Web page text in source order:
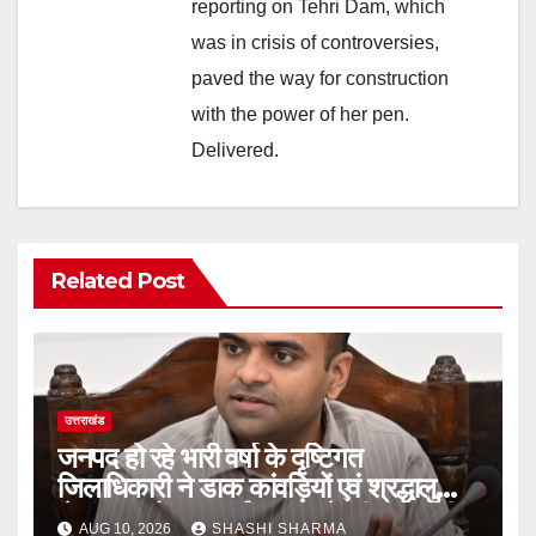
reporting on Tehri Dam, which
was in crisis of controversies,
paved the way for construction
with the power of her pen.
Delivered.
Related Post
उत्तराखंड
जनपद हो रहे भारी वर्षा के दृष्टिगत
जिलाधिकारी ने डाक कांवड़ियों एवं श्रद्धालुओं
से गंगा घाटों पर सतर्कता बरतने की गयी अपील
AUG 10, 2026 SHASHI SHARMA